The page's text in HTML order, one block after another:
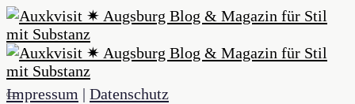
Impressum | Datenschutz